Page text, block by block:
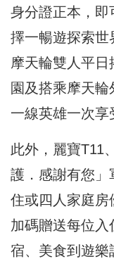
身分證正本，即
擇一暢遊探索世
摩天輪雙人平
園及搭乘摩天
一線英雄一次享
此外，麗寶T11
護．感謝有您」
住或四人家庭房
加碼贈送每位
宿、美食到遊樂